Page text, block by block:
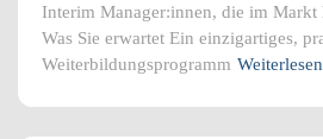
Interim Manager:innen, die im Markt
Was Sie erwartet Ein einzigartiges,
Weiterbildungsprogramm